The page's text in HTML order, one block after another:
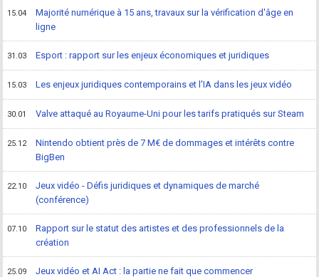
15.04
Majorité numérique à 15 ans, travaux sur la vérification d'âge en
ligne
31.03 Esport : rapport sur les enjeux économiques et juridiques
15.03 Les enjeux juridiques contemporains et l'IA dans les jeux vidéo
30.01 Valve attaqué au Royaume-Uni pour les tarifs pratiqués sur Steam
25.12
Nintendo obtient près de 7 M€ de dommages et intérêts contre
BigBen
22.10
Jeux vidéo - Défis juridiques et dynamiques de marché
(conférence)
07.10
Rapport sur le statut des artistes et des professionnels de la
création
25.09 Jeux vidéo et AI Act : la partie ne fait que commencer